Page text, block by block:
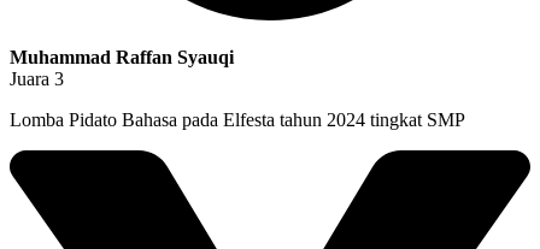
Muhammad Raffan Syauqi
Juara 3
Lomba Pidato Bahasa pada Elfesta tahun 2024 tingkat SMP